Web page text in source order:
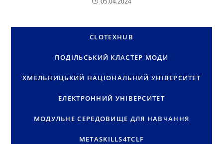
CLOTEXHUB
ПОДІЛЬСЬКИЙ КЛАСТЕР МОДИ
ХМЕЛЬНИЦЬКИЙ НАЦІОНАЛЬНИЙ УНІВЕРСИТЕТ
ЕЛЕКТРОННИЙ УНІВЕРСИТЕТ
МОДУЛЬНЕ СЕРЕДОВИЩЕ ДЛЯ НАВЧАННЯ
METASKILLS4TCLF